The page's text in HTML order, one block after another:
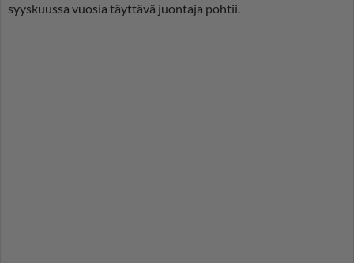
syyskuussa vuosia täyttävä juontaja pohtii.